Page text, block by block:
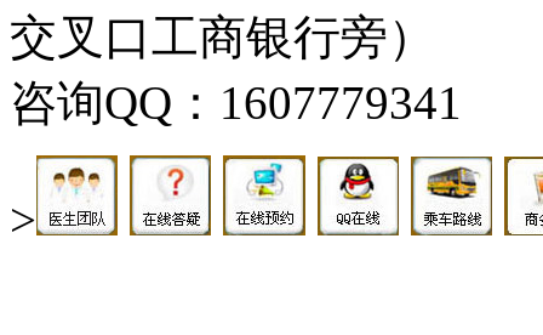
交叉口工商银行旁）
咨询QQ：1607779341
>